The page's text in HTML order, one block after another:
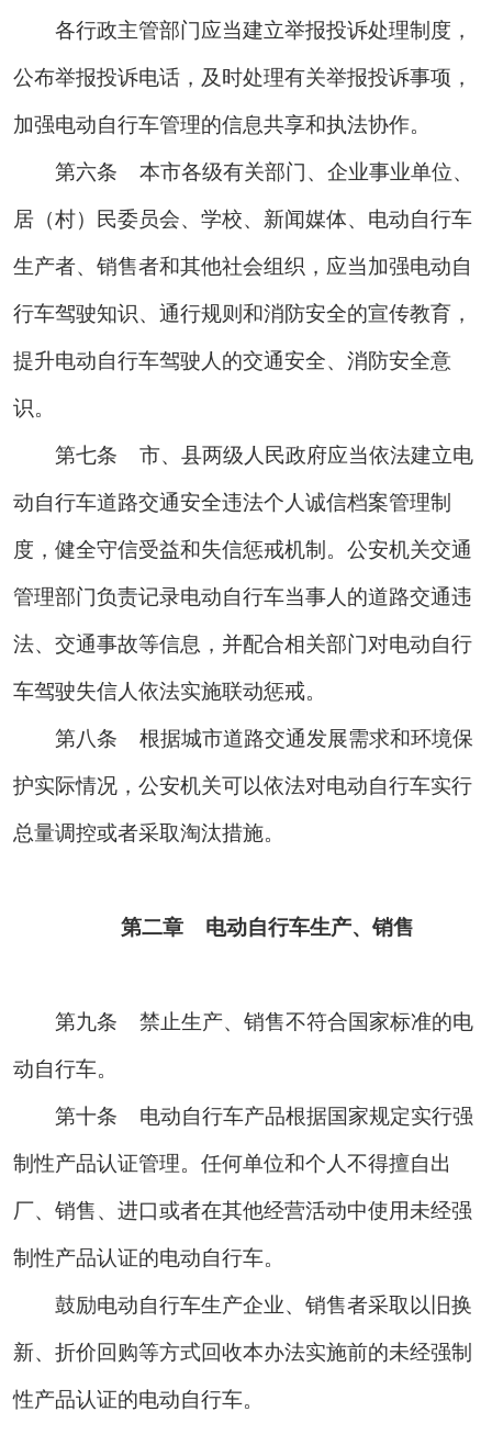
各行政主管部门应当建立举报投诉处理制度，
公布举报投诉电话，及时处理有关举报投诉事项，
加强电动自行车管理的信息共享和执法协作。
第六条 本市各级有关部门、企业事业单位、
居（村）民委员会、学校、新闻媒体、电动自行车
生产者、销售者和其他社会组织，应当加强电动自
行车驾驶知识、通行规则和消防安全的宣传教育，
提升电动自行车驾驶人的交通安全、消防安全意
识。
第七条 市、县两级人民政府应当依法建立电
动自行车道路交通安全违法个人诚信档案管理制
度，健全守信受益和失信惩戒机制。公安机关交通
管理部门负责记录电动自行车当事人的道路交通违
法、交通事故等信息，并配合相关部门对电动自行
车驾驶失信人依法实施联动惩戒。
第八条 根据城市道路交通发展需求和环境保
护实际情况，公安机关可以依法对电动自行车实行
总量调控或者采取淘汰措施。
第二章 电动自行车生产、销售
第九条 禁止生产、销售不符合国家标准的电
动自行车。
第十条 电动自行车产品根据国家规定实行强
制性产品认证管理。任何单位和个人不得擅自出
厂、销售、进口或者在其他经营活动中使用未经强
制性产品认证的电动自行车。
鼓励电动自行车生产企业、销售者采取以旧换
新、折价回购等方式回收本办法实施前的未经强制
性产品认证的电动自行车。